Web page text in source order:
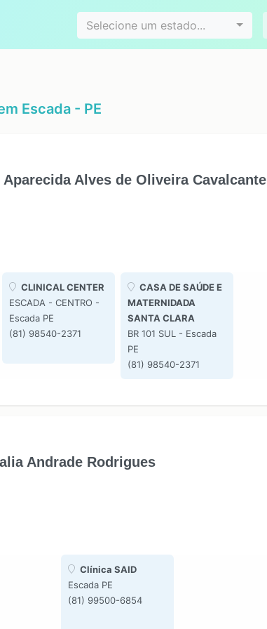
Selecione um estado...
Escada - PE
Aparecida Alves de Oliveira Cavalcante
CLINICAL CENTER
ESCADA - CENTRO -
Escada PE
(81) 98540-2371
CASA DE SAÚDE E
MATERNIDADA
SANTA CLARA
BR 101 SUL - Escada
PE
(81) 98540-2371
Andrade Rodrigues
Clínica SAID
Escada PE
(81) 99500-6854